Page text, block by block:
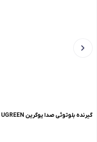
گیرنده بلوتوثی صدا یوگرین UGREEN